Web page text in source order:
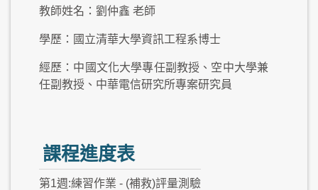
教師姓名：劉仲鑫 老師
學歷：國立清華大學資訊工程系博士
經歷：中國文化大學專任副教授、空中大學兼
任副教授、中華電信研究所專案研究員
課程進度表
第1週:練習作業 - (補救)評量測驗